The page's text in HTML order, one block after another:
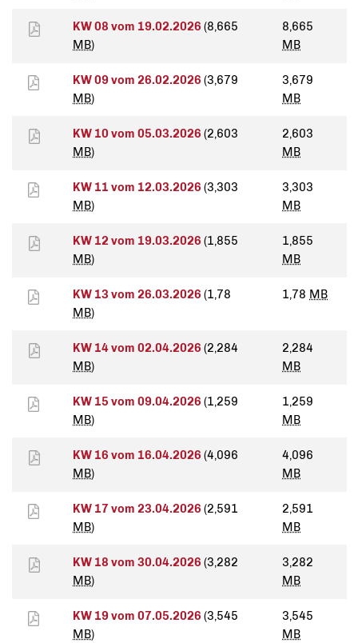
KW 08 vom 19.02.2026 (8,665
MB)
8,665
MB
KW 09 vom 26.02.2026 (3,679
MB)
3,679
MB
KW 10 vom 05.03.2026 (2,603
MB)
2,603
MB
KW 11 vom 12.03.2026 (3,303
MB)
3,303
MB
KW 12 vom 19.03.2026 (1,855
MB)
1,855
MB
KW 13 vom 26.03.2026 (1,78
MB)
1,78 MB
KW 14 vom 02.04.2026 (2,284
MB)
2,284
MB
KW 15 vom 09.04.2026 (1,259
MB)
1,259
MB
KW 16 vom 16.04.2026 (4,096
MB)
4,096
MB
KW 17 vom 23.04.2026 (2,591
MB)
2,591
MB
KW 18 vom 30.04.2026 (3,282
MB)
3,282
MB
KW 19 vom 07.05.2026 (3,545
MB)
3,545
MB